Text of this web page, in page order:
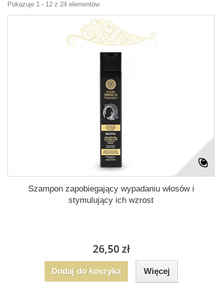
Pokazuje 1 - 12 z 24 elementów
Szampon zapobiegający wypadaniu włosów i
stymulujący ich wzrost
26,50 zł
Dodaj do koszyka Więcej